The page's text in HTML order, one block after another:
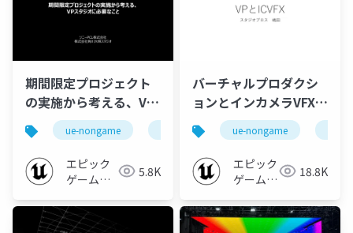
期間限定プロジェクト
の実施から考える、VP
スタジオに必要なこと
【Virtual Production
Deep Dive 2023】
ue-nongame
エピック
ゲームズ
5.8K
バーチャルプロダクシ
ョンとインカメラVFXに
ついて / LEDスタジオ事
業をロケットスタート
する方法【Virtual
Production Deep
Dive 2023】
ue-nongame
エピック
ゲームズ
18.8K